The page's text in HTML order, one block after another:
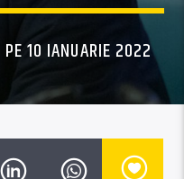
PE 10 IANUARIE 2022